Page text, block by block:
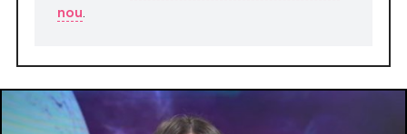
nou